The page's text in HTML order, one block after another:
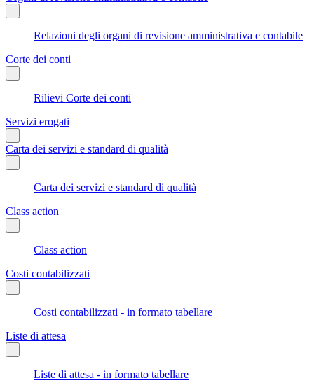
Relazioni degli organi di revisione amministrativa e contabile
Corte dei conti
Rilievi Corte dei conti
Servizi erogati
Carta dei servizi e standard di qualità
Carta dei servizi e standard di qualità
Class action
Class action
Costi contabilizzati
Costi contabilizzati - in formato tabellare
Liste di attesa
Liste di attesa - in formato tabellare